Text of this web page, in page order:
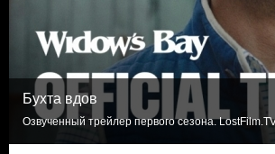
Бухта вдов
Озвученный трейлер первого сезона.